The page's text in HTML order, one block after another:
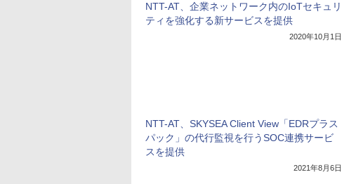
NTT-AT、企業ネットワーク内のIoTセキュリ
ティを強化する新サービスを提供
2020年10月1日
NTT-AT、SKYSEA Client View「EDRプラス
パック」の代行監視を行うSOC連携サービ
スを提供
2021年8月6日